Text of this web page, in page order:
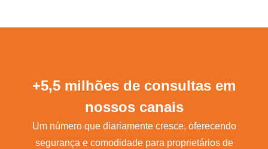
+5,5 milhões de consultas em
nossos canais
Um número que diariamente cresce, oferecendo
segurança e comodidade para proprietários de